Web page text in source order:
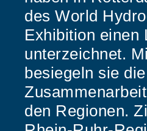
des World
Exhibition einen
unterzeichnet.
besiegeln sie
den Regionen.